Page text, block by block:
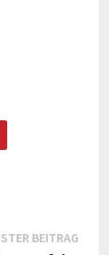
BEITRAG